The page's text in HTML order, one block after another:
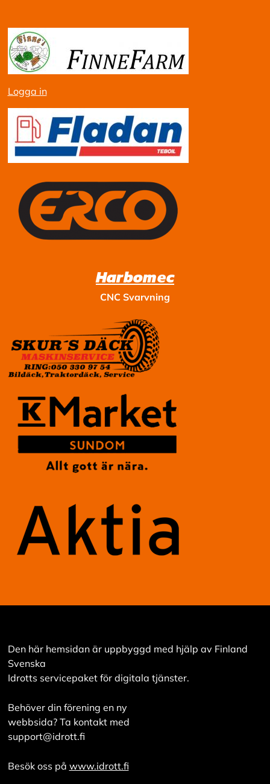
Logga in
Harbomec
CNC Svarvning
Den här hemsidan är uppbyggd med hjälp av Finland
Svenska
Idrotts servicepaket för digitala tjänster.
Behöver din förening en ny
webbsida? Ta kontakt med
support@idrott.fi
Besök oss på www.idrott.fi